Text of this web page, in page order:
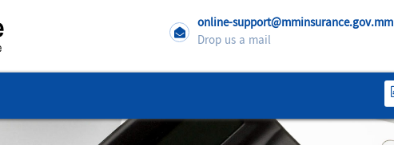
online-support@mminsurance.gov.mm
Drop us a mail